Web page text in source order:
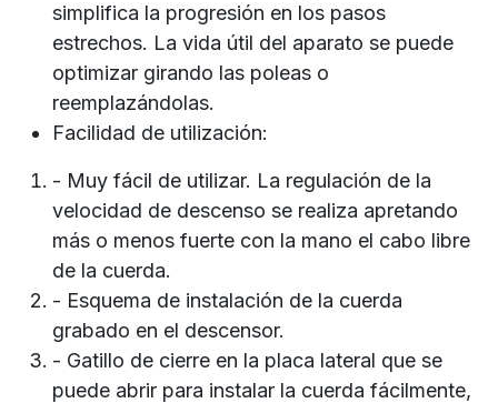
simplifica la progresión en los pasos
estrechos. La vida útil del aparato se puede
optimizar girando las poleas o
reemplazándolas.
Facilidad de utilización:
- Muy fácil de utilizar. La regulación de la
velocidad de descenso se realiza apretando
más o menos fuerte con la mano el cabo libre
de la cuerda.
- Esquema de instalación de la cuerda
grabado en el descensor.
- Gatillo de cierre en la placa lateral que se
puede abrir para instalar la cuerda fácilmente,